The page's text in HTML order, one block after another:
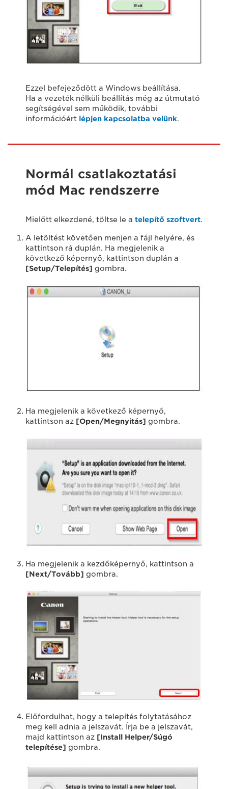
Ezzel befejeződött a Windows beállítása.
Ha a vezeték nélküli beállítás még az útmutató
segítségével sem működik, további
információért lépjen kapcsolatba velünk.
Normál csatlakoztatási
mód Mac rendszerre
Mielőtt elkezdené, töltse le a telepítő szoftvert.
A letöltést követően menjen a fájl helyére, és
kattintson rá duplán. Ha megjelenik a
következő képernyő, kattintson duplán a
[Setup/Telepítés] gombra.
Ha megjelenik a következő képernyő,
kattintson az [Open/Megnyitás] gombra.
Ha megjelenik a kezdőképernyő, kattintson a
[Next/Tovább] gombra.
Előfordulhat, hogy a telepítés folytatásához
meg kell adnia a jelszavát. Írja be a jelszavát,
majd kattintson az [Install Helper/Súgó
telepítése] gombra.